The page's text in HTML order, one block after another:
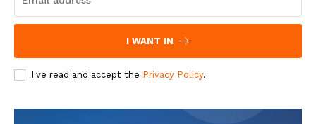
I WANT IN
I've read and accept the Privacy Policy.